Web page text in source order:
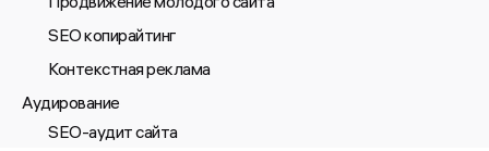
Продвижение молодого сайта
SEO копирайтинг
Контекстная реклама
Аудирование
SEO-аудит сайта